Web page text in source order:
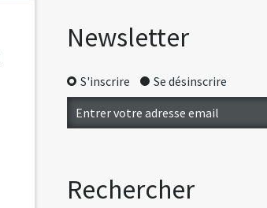
Newsletter
S'inscrire Se désinscrire
Rechercher